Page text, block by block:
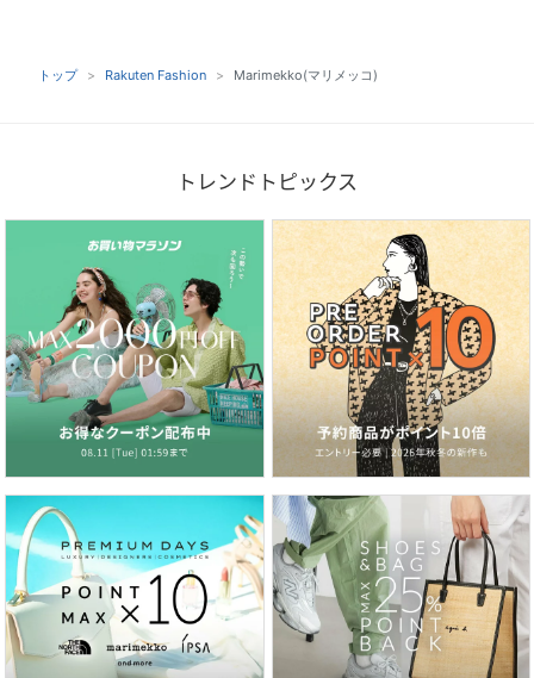
トップ Rakuten Fashion Marimekko(マリメッコ)
トレンドトピックス